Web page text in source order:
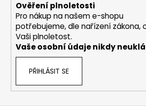
Ověření plnoletosti
Pro nákup na našem e-shopu
potřebujeme, dle nařízení zákona,
Vaši plnoletost.
Vaše osobní údaje nikdy
PŘIHLÁSIT SE